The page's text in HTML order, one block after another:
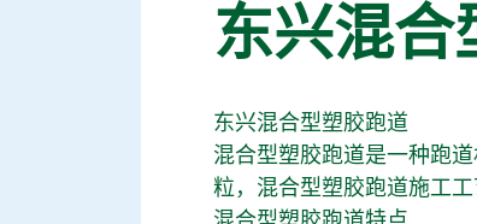
东兴混合
东兴混合型塑胶跑道
混合型塑胶跑道是一种跑
粒，混合型塑胶跑道施工工